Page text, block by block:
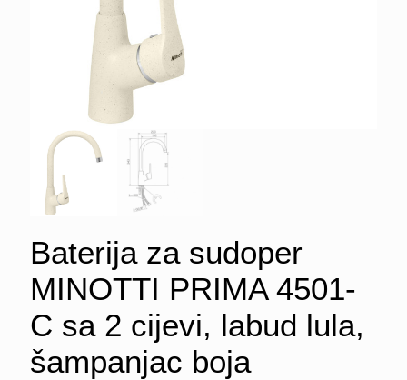
Baterija za sudoper
MINOTTI PRIMA 4501-
C sa 2 cijevi, labud lula,
šampanjac boja